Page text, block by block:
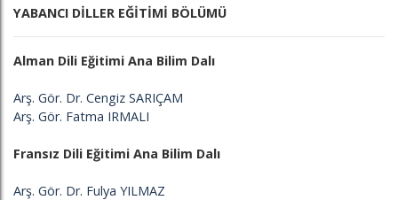
YABANCI DİLLER EĞİTİMİ BÖLÜMÜ
Alman Dili Eğitimi Ana Bilim Dalı
Arş. Gör. Dr. Cengiz SARIÇAM
Arş. Gör. Fatma IRMALI
Fransız Dili Eğitimi Ana Bilim Dalı
Arş. Gör. Dr. Fulya YILMAZ